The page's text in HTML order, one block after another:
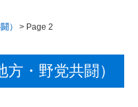
） > Page 2
・野党共闘）